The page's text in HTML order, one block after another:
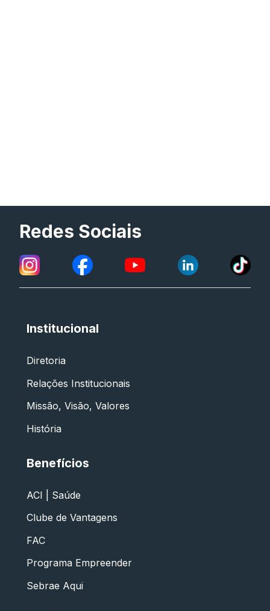
Redes Sociais
Institucional
Diretoria
Relações Institucionais
Missão, Visão, Valores
História
Benefícios
ACI | Saúde
Clube de Vantagens
FAC
Programa Empreender
Sebrae Aqui